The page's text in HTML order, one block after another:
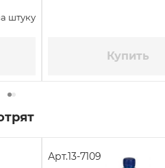
штуку
Купить
Арт.13-7109